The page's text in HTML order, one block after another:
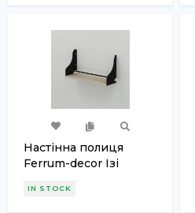
Настінна полиця
Ferrum-decor Ізі
Чорний ДСП Сонома
IN STOCK